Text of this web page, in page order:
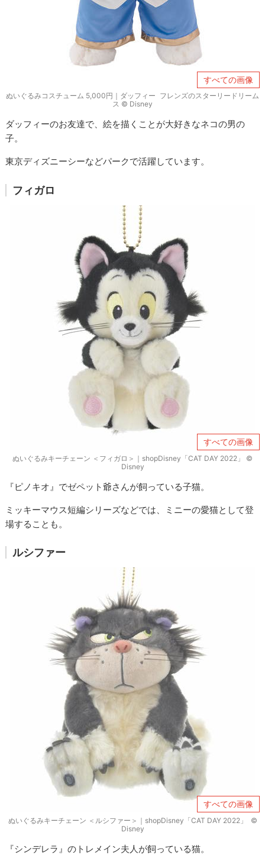
すべての画像
ぬいぐるみコスチューム 5,000円｜ダッフィー フレンズのスターリードリーム
ス © Disney
ダッフィーのお友達で、絵を描くことが大好きなネコの男の
子。
東京ディズニーシーなどパークで活躍しています。
フィガロ
すべての画像
ぬいぐるみキーチェーン ＜フィガロ＞｜shopDisney「CAT DAY 2022」 ©
Disney
『ピノキオ』でゼペット爺さんが飼っている子猫。
ミッキーマウス短編シリーズなどでは、ミニーの愛猫として登
場することも。
ルシファー
すべての画像
ぬいぐるみキーチェーン ＜ルシファー＞｜shopDisney「CAT DAY 2022」 ©
Disney
『シンデレラ』のトレメイン夫人が飼っている猫。